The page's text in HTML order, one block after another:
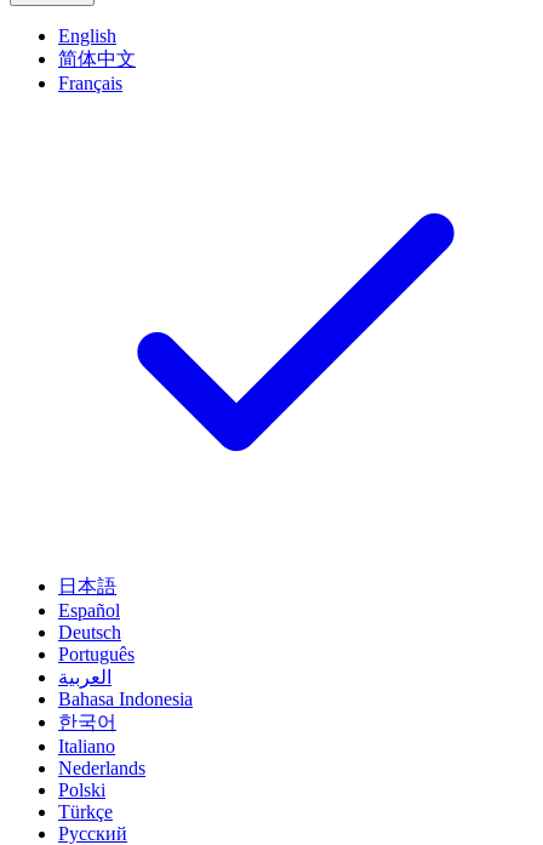
English
简体中文
Français
日本語
Español
Deutsch
Português
العربية
Bahasa Indonesia
한국어
Italiano
Nederlands
Polski
Türkçe
Русский